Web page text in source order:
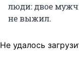
люди: двое
не выжил.
Не удалось